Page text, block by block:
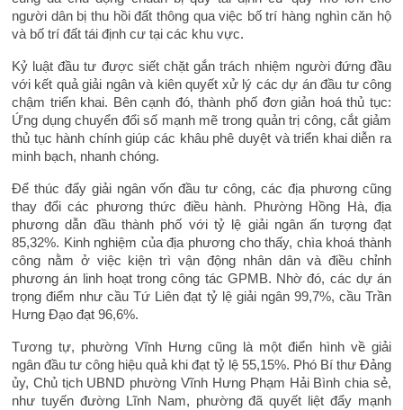
người dân bị thu hồi đất thông qua việc bố trí hàng nghìn căn hộ
và bố trí đất tái định cư tại các khu vực.
Kỷ luật đầu tư được siết chặt gắn trách nhiệm người đứng đầu
với kết quả giải ngân và kiên quyết xử lý các dự án đầu tư công
chậm triển khai. Bên cạnh đó, thành phố đơn giản hoá thủ tục:
Ứng dụng chuyển đổi số mạnh mẽ trong quản trị công, cắt giảm
thủ tục hành chính giúp các khâu phê duyệt và triển khai diễn ra
minh bạch, nhanh chóng.
Để thúc đẩy giải ngân vốn đầu tư công, các địa phương cũng
thay đổi các phương thức điều hành. Phường Hồng Hà, địa
phương dẫn đầu thành phố với tỷ lệ giải ngân ấn tượng đạt
85,32%. Kinh nghiệm của địa phương cho thấy, chìa khoá thành
công nằm ở việc kiện trì vận động nhân dân và điều chỉnh
phương án linh hoạt trong công tác GPMB. Nhờ đó, các dự án
trọng điểm như cầu Tứ Liên đạt tỷ lệ giải ngân 99,7%, cầu Trần
Hưng Đạo đạt 96,6%.
Tương tự, phường Vĩnh Hưng cũng là một điển hình về giải
ngân đầu tư công hiệu quả khi đạt tỷ lệ 55,15%. Phó Bí thư Đảng
ủy, Chủ tịch UBND phường Vĩnh Hưng Phạm Hải Bình chia sẻ,
như tuyến đường Lĩnh Nam, phường đã quyết liệt đẩy mạnh